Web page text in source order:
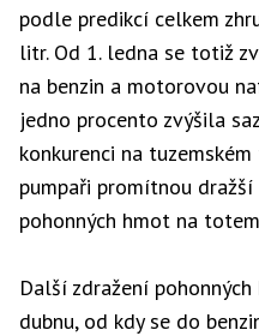
podle predikcí celkem
litr. Od 1. ledna se totiž
na benzin a motorovou
jedno procento zvýšila
konkurenci na
pumpaři promítnou
pohonných hmot na
Další zdražení
dubnu, od kdy se do